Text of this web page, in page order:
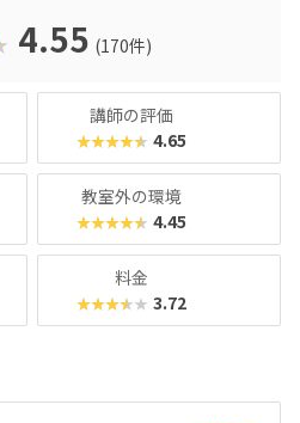
4.55 (170件)
講師の評価
★★★★★ 4.65
教室外の環境
★★★★★ 4.45
料金
★★★★★ 3.72